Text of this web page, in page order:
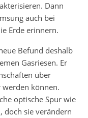
Dann
auch bei
Erde erinnern.
Befund deshalb
Gasriesen. Er
über
können.
optische Spur wie
doch sie verändern